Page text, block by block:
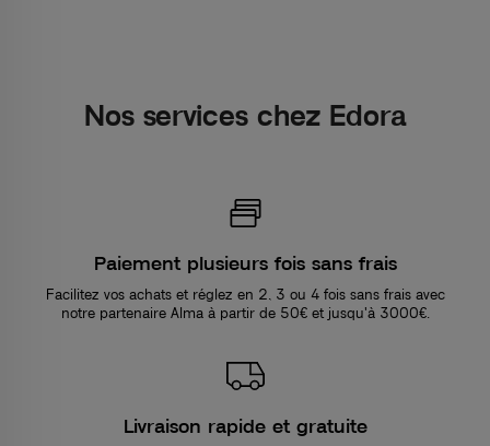
Nos services chez Edora
Paiement plusieurs fois sans frais
Facilitez vos achats et réglez en 2, 3 ou 4 fois sans frais avec
notre partenaire Alma à partir de 50€ et jusqu'à 3000€.
Livraison rapide et gratuite